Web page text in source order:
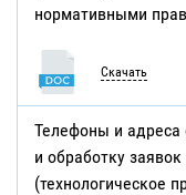
нормативными
Скачать
Телефоны и адреса
и обработку
(технологическое